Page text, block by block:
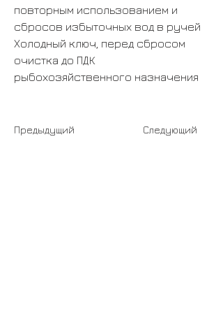
повторным использованием и
сбросов избыточных вод в ручей
Холодный ключ, перед сбросом
очистка до ПДК
рыбохозяйственного назначения
Предыдущий Следующий